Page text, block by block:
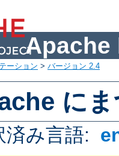
Apache
ーション > バージョン 2.4
に
済み言語: